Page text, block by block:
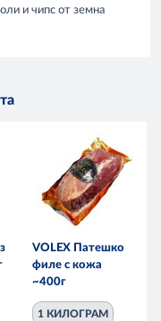
и чипс от земна
VOLEX Патешко
филе с кожа
~400г
1 КИЛОГРАМ